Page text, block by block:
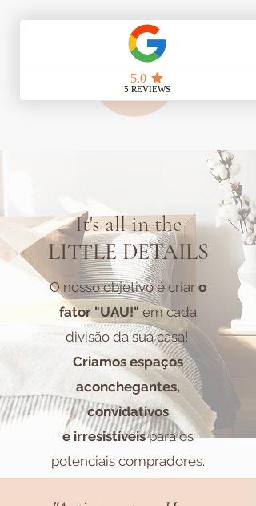
It's all in the
LITTLE DETAILS
O nosso objetivo é criar o
fator "UAU!" em cada
divisão da sua casa!
Criamos espaços
aconchegantes,
convidativos
e irresistíveispara os
potenciais compradores.